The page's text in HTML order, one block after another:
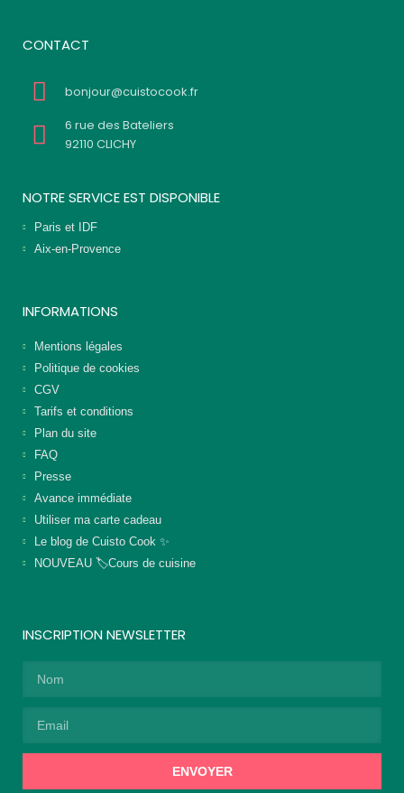
CONTACT
bonjour@cuistocook.fr
6 rue des Bateliers
92110 CLICHY
NOTRE SERVICE EST DISPONIBLE
Paris et IDF
Aix-en-Provence
INFORMATIONS
Mentions légales
Politique de cookies
CGV
Tarifs et conditions
Plan du site
FAQ
Presse
Avance immédiate
Utiliser ma carte cadeau
Le blog de Cuisto Cook ✨
NOUVEAU 🏷️Cours de cuisine
INSCRIPTION NEWSLETTER
ENVOYER